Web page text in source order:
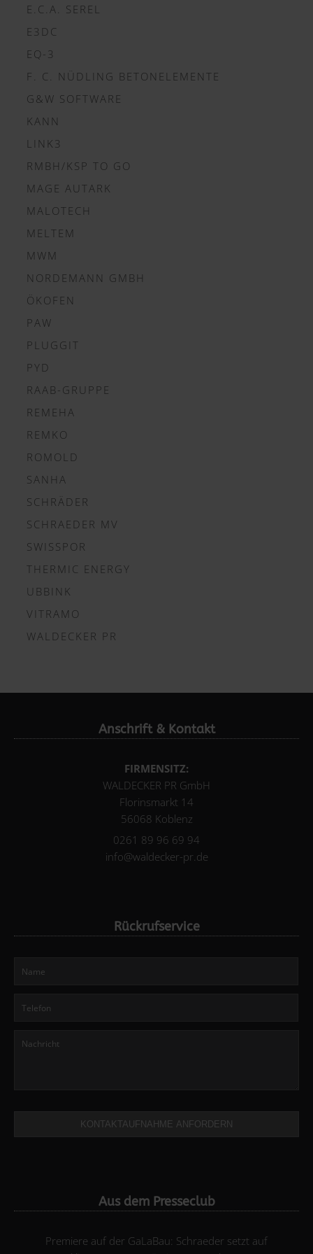
E.C.A. SEREL
E3DC
EQ-3
F. C. NÜDLING BETONELEMENTE
G&W SOFTWARE
KANN
LINK3
RMBH/KSP TO GO
MAGE AUTARK
MALOTECH
MELTEM
MWM
NORDEMANN GMBH
ÖKOFEN
PAW
PLUGGIT
PYD
RAAB-GRUPPE
REMEHA
REMKO
ROMOLD
SANHA
SCHRÄDER
SCHRAEDER MV
SWISSPOR
THERMIC ENERGY
UBBINK
VITRAMO
WALDECKER PR
Anschrift & Kontakt
FIRMENSITZ:
WALDECKER PR GmbH
Florinsmarkt 14
56068 Koblenz
0261 89 96 69 94
info@waldecker-pr.de
Rückrufservice
KONTAKTAUFNAHME ANFORDERN
Aus dem Presseclub
Premiere auf der GaLaBau: Schraeder setzt auf